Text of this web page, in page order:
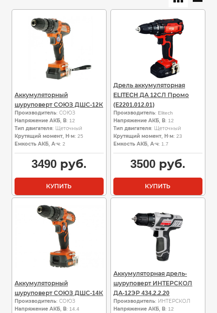
Аккумуляторный
шуруповерт СОЮЗ ДШС-12К
Производитель: СОЮЗ
Напряжение АКБ, В: 12
Тип двигателя: Щеточный
Крутящий момент, Н·м: 25
Емкость АКБ, А·ч: 2
3490руб.
КУПИТЬ
Дрель аккумуляторная
ELITECH ДА 12СЛ Промо
(Е2201.012.01)
Производитель: Elitech
Напряжение АКБ, В: 12
Тип двигателя: Щеточный
Крутящий момент, Н·м: 23
Емкость АКБ, А·ч: 1.7
3500руб.
КУПИТЬ
Аккумуляторный
шуруповерт СОЮЗ ДШС-14К
Производитель: СОЮЗ
Напряжение АКБ, В: 14.4
Аккумуляторная дрель-
шуруповерт ИНТЕРСКОЛ
ДА-12ЭР 434.2.2.20
Производитель: ИНТЕРСКОЛ
Напряжение АКБ, В: 12